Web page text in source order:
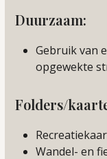
Duurzaam:
Gebruik van
opgewekte
Folders/
Wandel- en